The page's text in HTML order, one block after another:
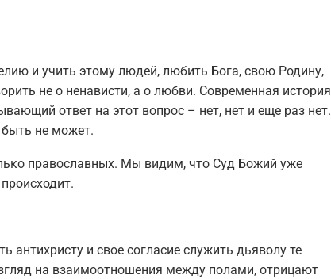
и учить этому людей, любить Бога, свою Родину,
не о ненависти, а о любви. Современная история
ответ на этот вопрос – нет, нет и еще раз нет.
не может.
православных. Мы видим, что Суд Божий уже
антихристу и свое согласие служить дьяволу те
на взаимоотношения между полами, отрицают